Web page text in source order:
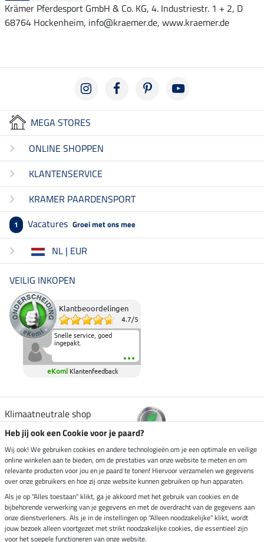
Krämer Pferdesport GmbH & Co. KG, 4. Industriestr. 1 + 2, D
68764 Hockenheim, info@kraemer.de, www.kraemer.de
MEGA STORES
ONLINE SHOPPEN
KLANTENSERVICE
KRAMER PAARDENSPORT
1 Vacatures Groei met ons mee
NL | EUR
VEILIG INKOPEN
Klantbeoordelingen
4.7/5
Snelle service, goed
ingepakt.
eKomi Klantenfeedback
Klimaatneutrale shop
Verzending per
Veilig betalen met
Heb jij ook een Cookie voor je paard?
Wij ook! We gebruiken cookies en andere technologieën om je een optimale en veilige
online winkelen aan te bieden, om de prestaties van onze website te meten en om
relevante producten voor jou en je paard te tonen! Hiervoor verzamelen we gegevens
over onze gebruikers en hoe zij onze website kunnen gebruiken op hun apparaten.
Als je op "Alles toestaan" klikt, ga je akkoord met het gebruik van cookies en de
bijbehorende verwerking van je gegevens en met de overdracht van de gegevens aan
onze dienstverleners. Als je in de instellingen op "Alleen noodzakelijke" klikt, wordt
jouw bezoek alleen voortgezet met strikt noodzakelijke cookies, die essentieel zijn
voor het soepele functioneren van onze website.